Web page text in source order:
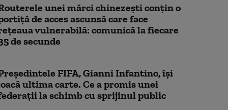
unei mărci chinezești conțin o
de acces ascunsă care face
vulnerabilă: comunică la fiecare
de secunde
FIFA, Gianni Infantino, îşi
ultima carte. Ce a promis unei
la schimb cu sprijinul public